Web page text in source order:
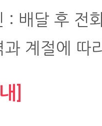
: 배달 후 전
계절에 따
]